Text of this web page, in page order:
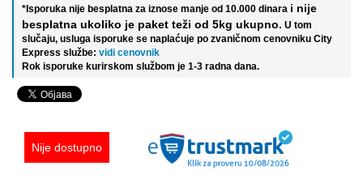
*Isporuka nije besplatna za iznose manje od 10.000 dinara i nije
besplatna ukoliko je paket teži od 5kg ukupno. U tom
slučaju, usluga isporuke se naplaćuje po zvaničnom cenovniku City
Express službe: vidi cenovnik
Rok isporuke kurirskom službom je 1-3 radna dana.
Nije dostupno